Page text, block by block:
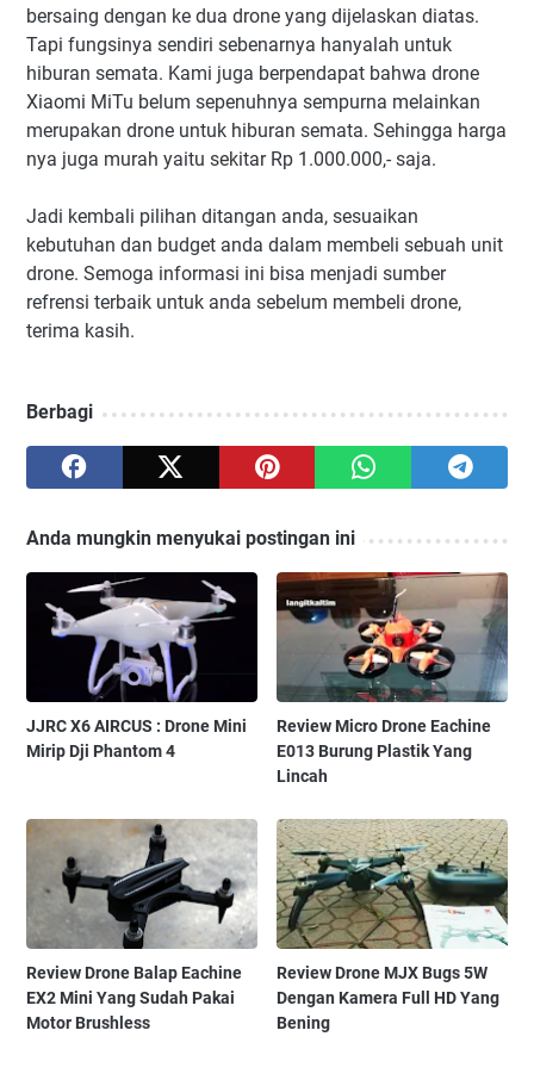
bersaing dengan ke dua drone yang dijelaskan diatas.
Tapi fungsinya sendiri sebenarnya hanyalah untuk
hiburan semata. Kami juga berpendapat bahwa drone
Xiaomi MiTu belum sepenuhnya sempurna melainkan
merupakan drone untuk hiburan semata. Sehingga harga
nya juga murah yaitu sekitar Rp 1.000.000,- saja.
Jadi kembali pilihan ditangan anda, sesuaikan
kebutuhan dan budget anda dalam membeli sebuah unit
drone. Semoga informasi ini bisa menjadi sumber
refrensi terbaik untuk anda sebelum membeli drone,
terima kasih.
Berbagi
Anda mungkin menyukai postingan ini
JJRC X6 AIRCUS : Drone Mini
Mirip Dji Phantom 4
Review Micro Drone Eachine
E013 Burung Plastik Yang
Lincah
Review Drone Balap Eachine
EX2 Mini Yang Sudah Pakai
Motor Brushless
Review Drone MJX Bugs 5W
Dengan Kamera Full HD Yang
Bening